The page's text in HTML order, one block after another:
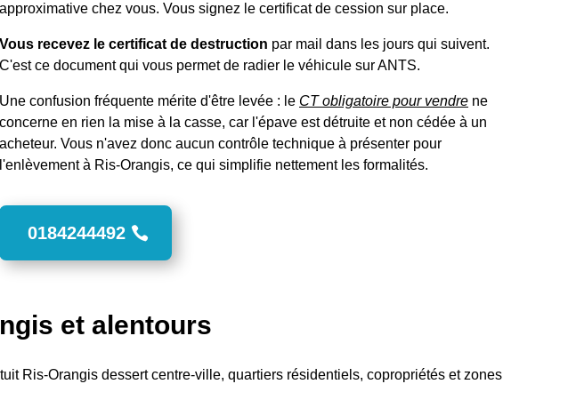
approximative chez vous. Vous signez le certificat de cession sur place.
Vous recevez le certificat de destruction par mail dans les jours qui suivent.
C'est ce document qui vous permet de radier le véhicule sur ANTS.
Une confusion fréquente mérite d'être levée : le CT obligatoire pour vendre ne
concerne en rien la mise à la casse, car l'épave est détruite et non cédée à un
acheteur. Vous n'avez donc aucun contrôle technique à présenter pour
l'enlèvement à Ris-Orangis, ce qui simplifie nettement les formalités.
0184244492
et alentours
Ris-Orangis dessert centre-ville, quartiers résidentiels, copropriétés et zones